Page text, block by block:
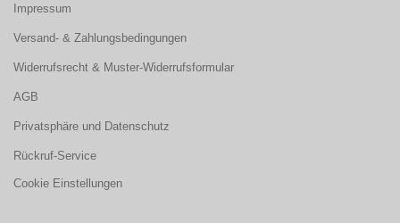
Impressum
Versand- & Zahlungsbedingungen
Widerrufsrecht & Muster-Widerrufsformular
AGB
Privatsphäre und Datenschutz
Rückruf-Service
Cookie Einstellungen